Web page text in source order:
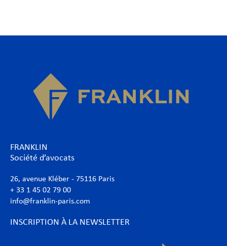
FRANKLIN
Société d’avocats
26, avenue Kléber - 75116 Paris
+ 33 1 45 02 79 00
info@franklin-paris.com
INSCRIPTION À LA NEWSLETTER